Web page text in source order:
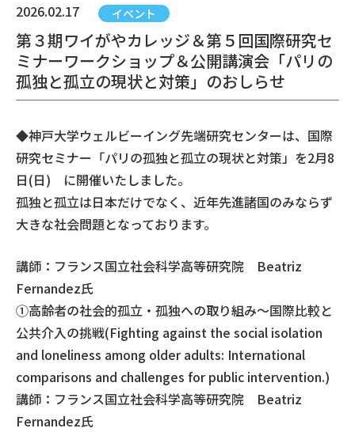
2026.02.17 イベント
第３期ワイがやカレッジ＆第５回国際研究セ
ミナーワークショップ＆公開講演会「パリの
孤独と孤立の現状と対策」のおしらせ
◆神戸大学ウェルビーイング先端研究センターは、国際
研究セミナー「パリの孤独と孤立の現状と対策」を2月8
日(日) に開催いたしました。
孤独と孤立は日本だけでなく、近年先進諸国のみならず
大きな社会問題となっております。
講師：フランス国立社会科学高等研究院 Beatriz
Fernandez氏
①高齢者の社会的孤立・孤独への取り組み～国際比較と
公共介入の挑戦(Fighting against the social isolation
and loneliness among older adults: International
comparisons and challenges for public intervention.)
講師：フランス国立社会科学高等研究院 Beatriz
Fernandez氏